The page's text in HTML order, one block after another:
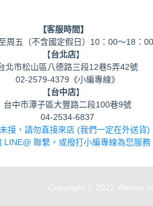
【客服時間】
周五（不含國定假日）10：00～18：00
【台北店】
北市松山區八德路三段12巷5弄42號
02-2579-4379《小編專線》
【台中店】
台中市潭子區大豐路二段100巷9號
04-2534-6837
接，請勿直接來店 (我們一定在外送貨)
聯繫，或撥打小編專線為您服務
Copyright © 2022 Wabow